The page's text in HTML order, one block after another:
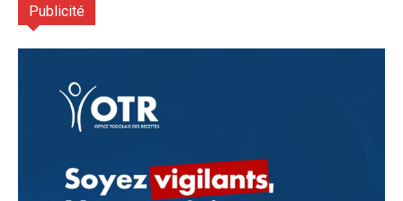
Publicité